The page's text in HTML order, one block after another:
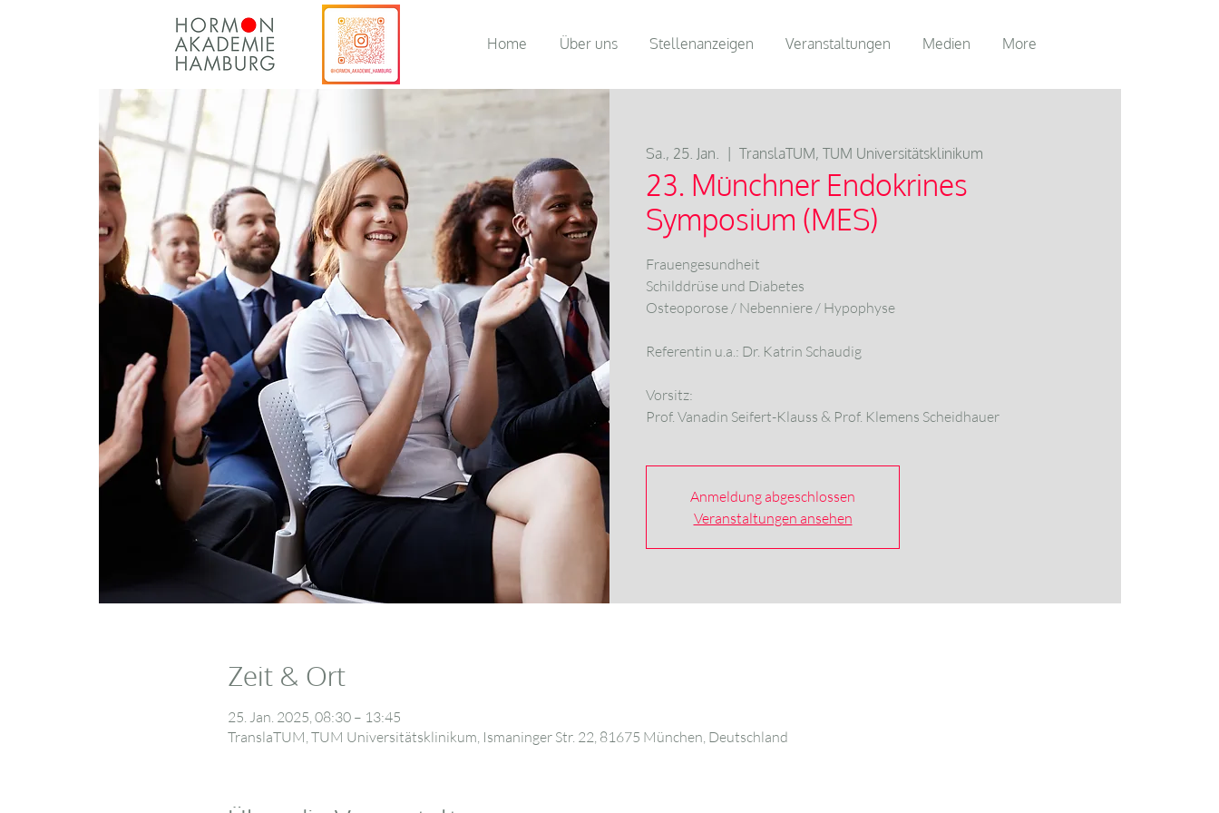
Home Über uns Stellenanzeigen Veranstaltungen Medien More
Sa., 25. Jan. TranslaTUM, TUM Universitätsklinikum
23. Münchner Endokrines
Symposium (MES)
Frauengesundheit
Schilddrüse und Diabetes
Osteoporose / Nebenniere / Hypophyse
Referentin u.a.: Dr. Katrin Schaudig
Vorsitz:
Prof. Vanadin Seifert-Klauss & Prof. Klemens Scheidhauer
Anmeldung abgeschlossen
Veranstaltungen ansehen
Zeit & Ort
25. Jan. 2025, 08:30 – 13:45
TranslaTUM, TUM Universitätsklinikum, Ismaninger Str. 22, 81675 München, Deutschland